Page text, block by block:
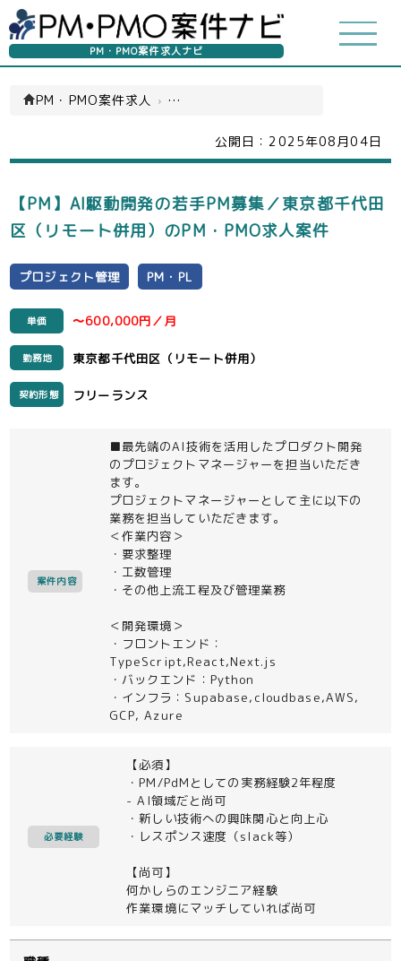
PM・PMO案件求人ナビ
PM・PMO案件求人 › デジタルコンテンツ(一覧)
公開日： 2025年08月04日
【PM】AI駆動開発の若手PM募集／東京都千代田
区（リモート併用）のPM・PMO求人案件
プロジェクト管理 PM・PL
単価 〜600,000円／月
勤務地 東京都千代田区（リモート併用）
契約形態 フリーランス
案件内容
■最先端のAI技術を活用したプロダクト開発
のプロジェクトマネージャーを担当いただき
ます。
プロジェクトマネージャーとして主に以下の
業務を担当していただきます。
＜作業内容＞
・要求整理
・工数管理
・その他上流工程及び管理業務
＜開発環境＞
・フロントエンド：
TypeScript,React,Next.js
・バックエンド：Python
・インフラ：Supabase,cloudbase,AWS,
GCP, Azure
必要経験
【必須】
・PM/PdMとしての実務経験2年程度
- AI領域だと尚可
・新しい技術への興味関心と向上心
・レスポンス速度（slack等）
【尚可】
何かしらのエンジニア経験
作業環境にマッチしていれば尚可